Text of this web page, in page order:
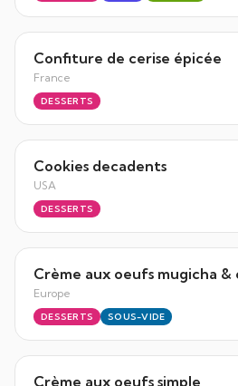
Confiture de cerise épicée
France
DESSERTS
Cookies decadents
USA
DESSERTS
Crème aux oeufs mugicha &
Europe
DESSERTS SOUS-VIDE
Crème aux oeufs simple